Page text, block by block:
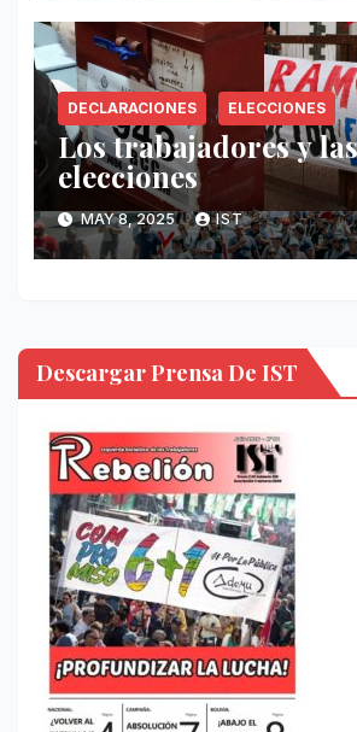
DECLARACIONES ELECCIONES
Los trabajadores y las
elecciones
MAY 8, 2025 IST
Descargar Prensa De IST